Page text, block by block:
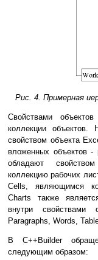
Рис. 4. Примерная
Свойствами
коллекции объектов.
свойством объекта
вложенных объектов
обладают
коллекцию рабочих
Cells, являющимся
Charts также
внутри свойствами
Paragraphs, Words,
В С++Builder
следующим образом: